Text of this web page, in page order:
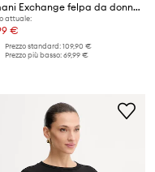
Armani Exchange felpa da donna
attuale:
€
Prezzo standard:109,90 €
Prezzo più basso:69,99 €